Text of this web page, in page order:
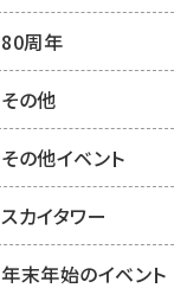
80周年
その他
その他イベント
スカイタワー
年末年始のイベント